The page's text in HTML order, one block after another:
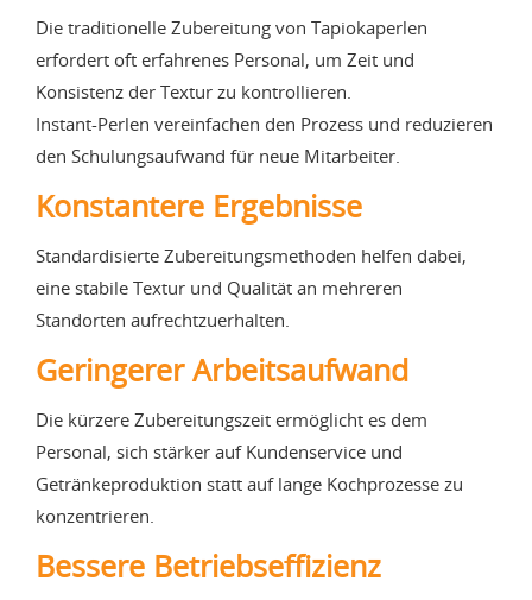
Die traditionelle Zubereitung von Tapiokaperlen
erfordert oft erfahrenes Personal, um Zeit und
Konsistenz der Textur zu kontrollieren.
Instant-Perlen vereinfachen den Prozess und reduzieren
den Schulungsaufwand für neue Mitarbeiter.
Konstantere Ergebnisse
Standardisierte Zubereitungsmethoden helfen dabei,
eine stabile Textur und Qualität an mehreren
Standorten aufrechtzuerhalten.
Geringerer Arbeitsaufwand
Die kürzere Zubereitungszeit ermöglicht es dem
Personal, sich stärker auf Kundenservice und
Getränkeproduktion statt auf lange Kochprozesse zu
konzentrieren.
Bessere Betriebseffizienz